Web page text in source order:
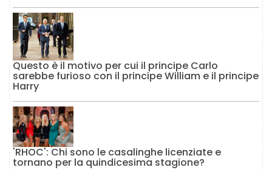
Questo è il motivo per cui il principe Carlo
sarebbe furioso con il principe William e il principe
Harry
'RHOC': Chi sono le casalinghe licenziate e
tornano per la quindicesima stagione?